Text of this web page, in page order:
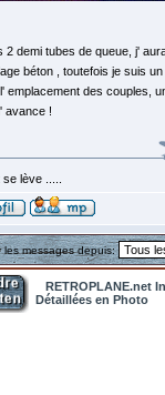
2 demi tubes de queue, j'
béton , toutefois je suis
emplacement des couples,
avance !
lève .....
les messages depuis:
RETROPLANE.net
Détaillées en Photo